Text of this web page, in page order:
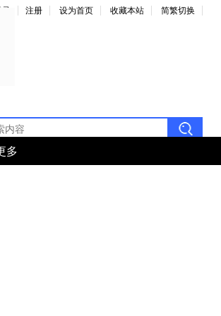
录 注册 设为首页 收藏本站 简繁切换
多